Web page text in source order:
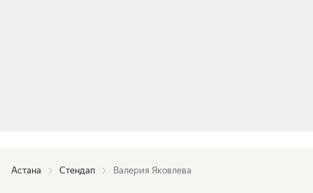
Астана Стендап Валерия Яковлева